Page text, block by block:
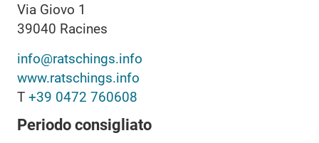
Via Giovo 1
39040 Racines
info@ratschings.info
www.ratschings.info
T +39 0472 760608
Periodo consigliato